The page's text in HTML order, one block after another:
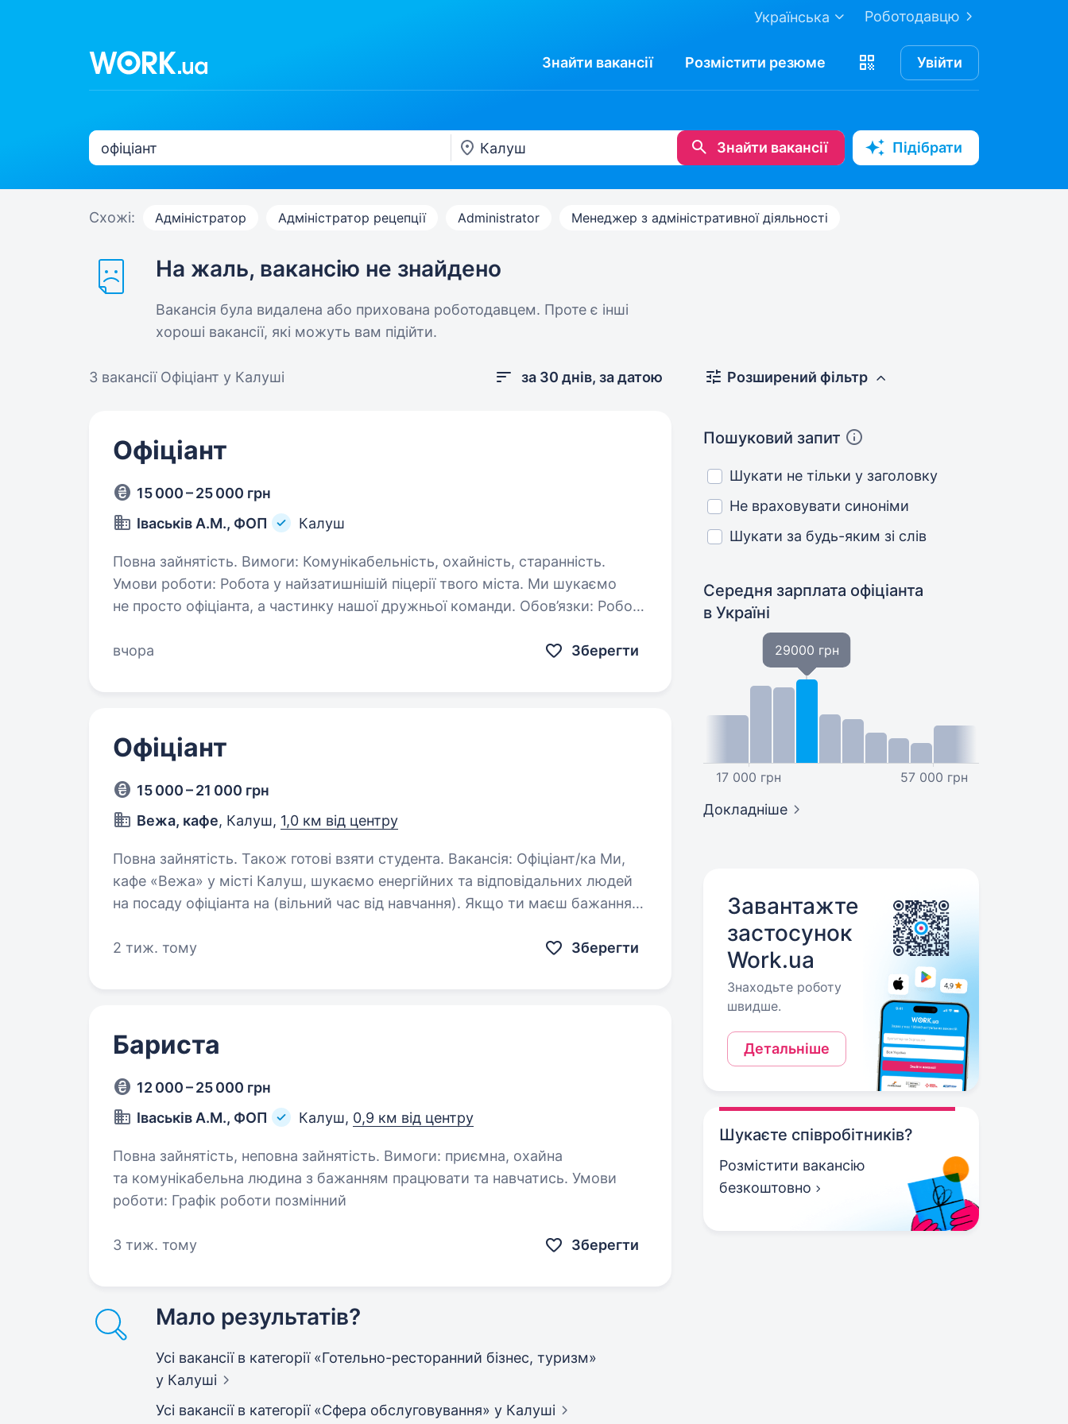
Роботодавцю
Українська
Знайти вакансії Розмістити резюме Увійти
Знайти вакансії Підібрати
Схожі: Адміністратор Адміністратор рецепції Administrator Менеджер з адміністративної діяльності
На жаль, вакансію не знайдено
Вакансія була видалена або прихована роботодавцем. Проте є інші
хороші вакансії, які можуть вам підійти.
3 вакансії Офіціант у Калуші за 30 днів, за датою
Офіціант
15 000 – 25 000 грн
Іваськів А.М., ФОП
Калуш
Повна зайнятість. Вимоги: Комунікабельність, охайність, старанність.
Умови роботи: Робота у найзатишнішій піцерії твого міста. Ми шукаємо
не просто офіціанта, а частинку нашої дружньої команди. Обов’язки: Робота
вчора
Зберегти
Офіціант
15 000 – 21 000 грн
Вежа, кафе, Калуш, 1,0 км від центру
Повна зайнятість. Також готові взяти студента. Вакансія: Офіціант/ка Ми,
кафе «Вежа» у місті Калуш, шукаємо енергійних та відповідальних людей
на посаду офіціанта на (вільний час від навчання). Якщо ти маєш бажання
2 тиж. тому
Зберегти
Бариста
12 000 – 25 000 грн
Іваськів А.М., ФОП
Калуш, 0,9 км від центру
Повна зайнятість, неповна зайнятість. Вимоги: приємна, охайна
та комунікабельна людина з бажанням працювати та навчатись. Умови
роботи: Графік роботи позмінний
3 тиж. тому Зберегти
Мало результатів?
Усі вакансії в категорії «Готельно-ресторанний бізнес, туризм»
у Калуші
Усі вакансії в категорії «Сфера обслуговування» у Калуші
Розширений фільтр
Пошуковий запит
Шукати не тільки у заголовку
Не враховувати синоніми
Шукати за будь-яким зі слів
Середня зарплата офіціанта
в Україні
17 000 грн
29000 грн
57 000 грн
Докладніше
Завантажте
застосунок
Work.ua
Знаходьте роботу
швидше.
Детальніше
Шукаєте співробітників?
Розмістити вакансію
безкоштовно